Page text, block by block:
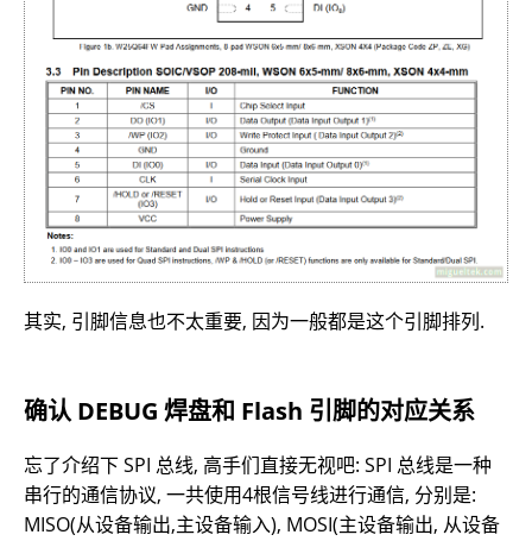
其实, 引脚信息也不太重要, 因为一般都是这个引脚排列.
确认 DEBUG 焊盘和 Flash 引脚的对应关系
忘了介绍下 SPI 总线, 高手们直接无视吧: SPI 总线是一种
串行的通信协议, 一共使用4根信号线进行通信, 分别是:
MISO(从设备输出,主设备输入), MOSI(主设备输出, 从设备